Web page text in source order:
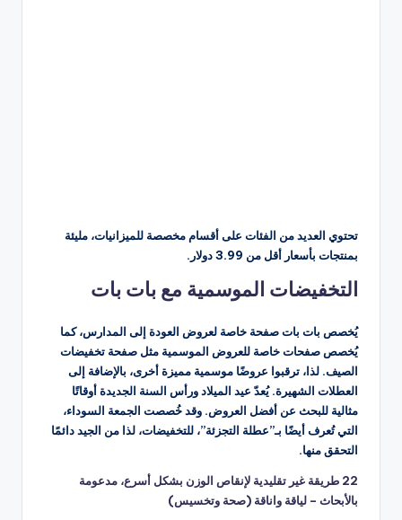
تحتوي العديد من الفئات على أقسام مخصصة للميزانيات، مليئة
بمنتجات بأسعار أقل من 3.99 دولار.
التخفيضات الموسمية مع بات بات
يُخصص بات بات صفحة خاصة لعروض العودة إلى المدارس، كما
يُخصص صفحات خاصة للعروض الموسمية مثل صفحة تخفيضات
الصيف. لذا، ترقبوا عروضًا موسمية مميزة أخرى، بالإضافة إلى
العطلات الشهيرة. يُعدّ عيد الميلاد ورأس السنة الجديدة أوقاتًا
مثالية للبحث عن أفضل العروض. وقد خُصصت الجمعة السوداء،
التي تُعرف أيضًا بـ”عطلة التجزئة”، للتخفيضات، لذا من الجيد دائمًا
التحقق منها.
22 طريقة غير تقليدية لإنقاص الوزن بشكل أسرع، مدعومة
بالأبحاث – لياقة واناقة (صحة وتخسيس)